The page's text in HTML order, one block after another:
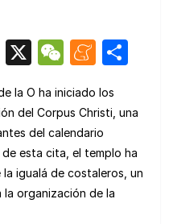
Bl
e
s
k
y
X
W
C
h
at
M
n
e
a
m
e
m
ar
tir
la O ha iniciado los
del Corpus Christi, una
del calendario
esta cita, el templo ha
igualá de costaleros, un
organización de la